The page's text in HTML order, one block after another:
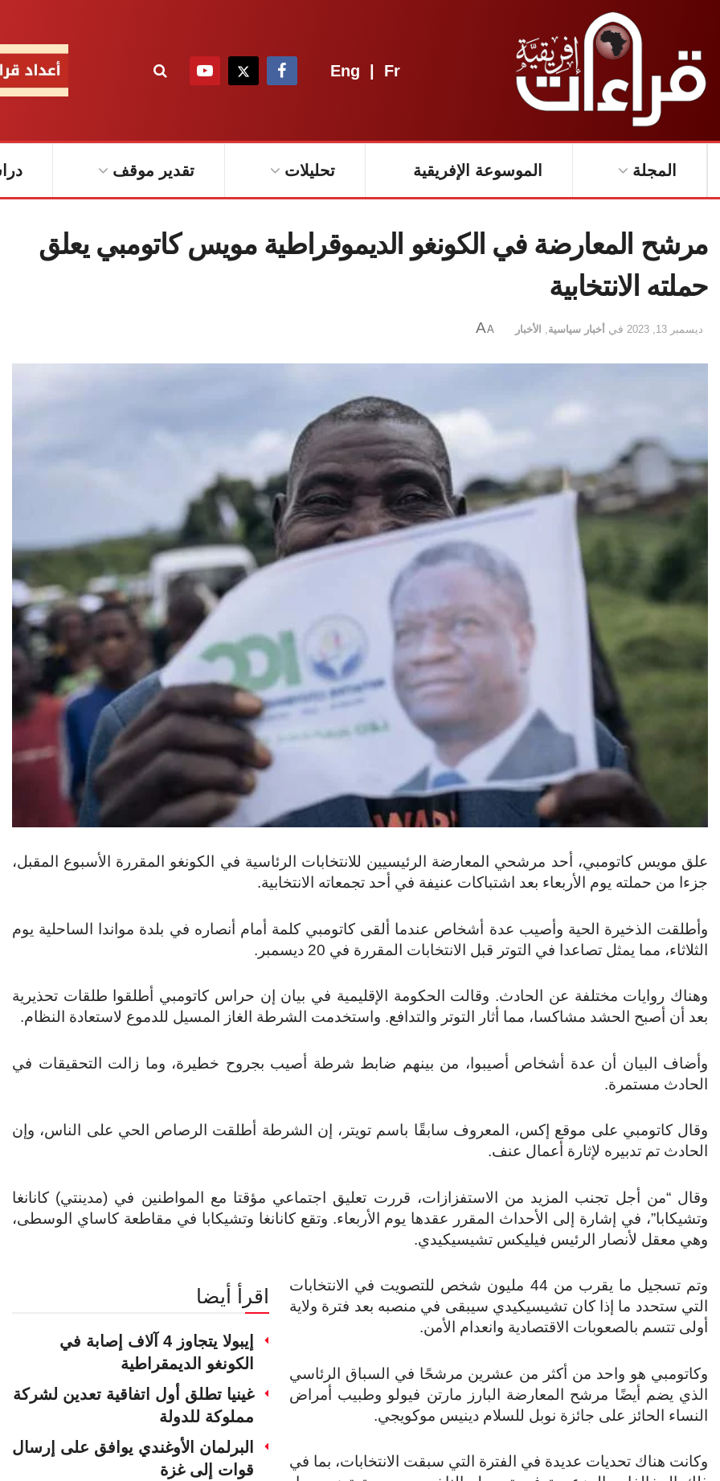
Eng | Fr
المجلة الموسوعة الإفريقية تحليلات تقدير موقف
مرشح المعارضة في الكونغو الديموقراطية مويس كاتومبي يعلق
حملته الانتخابية
ديسمبر 13, 2023 في أخبار سياسية الأخبار A
A
علق مويس كاتومبي، أحد مرشحي المعارضة الرئيسيين للانتخابات الرئاسية في الكونغو المقررة الأسبوع المقبل،
جزءا من حملته يوم الأربعاء بعد اشتباكات عنيفة في أحد تجمعاته الانتخابية.
وأطلقت الذخيرة الحية وأصيب عدة أشخاص عندما ألقى كاتومبي كلمة أمام أنصاره في بلدة مواندا الساحلية يوم
الثلاثاء، مما يمثل تصاعدا في التوتر قبل الانتخابات المقررة في 20 ديسمبر.
وهناك روايات مختلفة عن الحادث. وقالت الحكومة الإقليمية في بيان إن حراس كاتومبي أطلقوا طلقات تحذيرية
بعد أن أصبح الحشد مشاكسا، مما أثار التوتر والتدافع. واستخدمت الشرطة الغاز المسيل للدموع لاستعادة النظام.
وأضاف البيان أن عدة أشخاص أصيبوا، من بينهم ضابط شرطة أصيب بجروح خطيرة، وما زالت التحقيقات في
الحادث مستمرة.
وقال كاتومبي على موقع إكس، المعروف سابقًا باسم تويتر، إن الشرطة أطلقت الرصاص الحي على الناس، وإن
الحادث تم تدبيره لإثارة أعمال عنف.
وقال “من أجل تجنب المزيد من الاستفزازات، قررت تعليق اجتماعي مؤقتا مع المواطنين في (مدينتي) كانانغا
وتشيكابا”، في إشارة إلى الأحداث المقرر عقدها يوم الأربعاء. وتقع كانانغا وتشيكابا في مقاطعة كاساي الوسطى،
وهي معقل لأنصار الرئيس فيليكس تشيسيكيدي.
اقرأ أيضا
إيبولا يتجاوز 4 آلاف إصابة في
الكونغو الديمقراطية
غينيا تطلق أول اتفاقية تعدين لشركة
مملوكة للدولة
البرلمان الأوغندي يوافق على إرسال
قوات إلى غزة
وتم تسجيل ما يقرب من 44 مليون شخص للتصويت في الانتخابات
التي ستحدد ما إذا كان تشيسيكيدي سيبقى في منصبه بعد فترة ولاية
أولى تتسم بالصعوبات الاقتصادية وانعدام الأمن.
وكاتومبي هو واحد من أكثر من عشرين مرشحًا في السباق الرئاسي
الذي يضم أيضًا مرشح المعارضة البارز مارتن فيولو وطبيب أمراض
النساء الحائز على جائزة نوبل للسلام دينيس موكويجي.
وكانت هناك تحديات عديدة في الفترة التي سبقت الانتخابات، بما في